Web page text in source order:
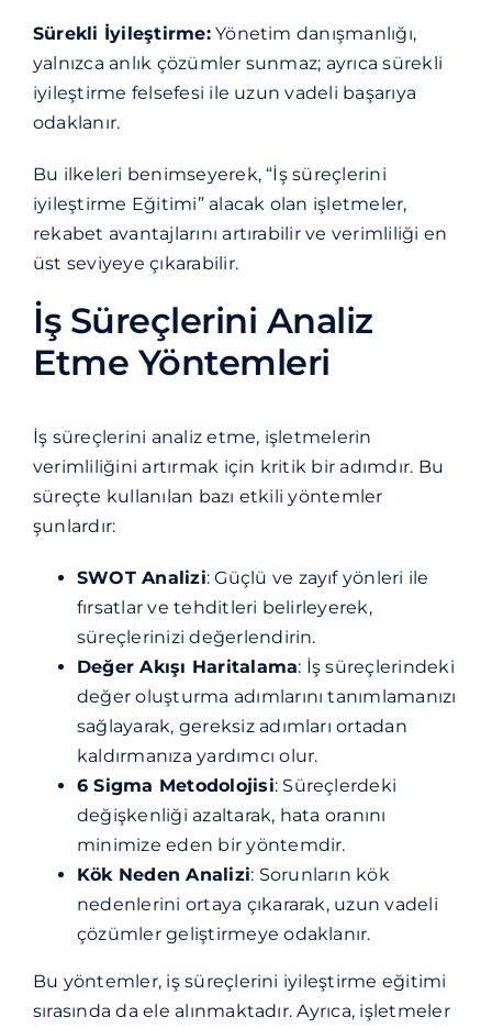
Sürekli İyileştirme:Yönetim danışmanlığı,
yalnızca anlık çözümler sunmaz; ayrıca sürekli
iyileştirme felsefesi ile uzun vadeli başarıya
odaklanır.
Bu ilkeleri benimseyerek, “İş süreçlerini
iyileştirme Eğitimi” alacak olan işletmeler,
rekabet avantajlarını artırabilir ve verimliliği en
üst seviyeye çıkarabilir.
İş Süreçlerini Analiz
Etme Yöntemleri
İş süreçlerini analiz etme, işletmelerin
verimliliğini artırmak için kritik bir adımdır. Bu
süreçte kullanılan bazı etkili yöntemler
şunlardır:
SWOT Analizi: Güçlü ve zayıf yönleri ile
fırsatlar ve tehditleri belirleyerek,
süreçlerinizi değerlendirin.
Değer Akışı Haritalama: İş süreçlerindeki
değer oluşturma adımlarını tanımlamanızı
sağlayarak, gereksiz adımları ortadan
kaldırmanıza yardımcı olur.
6 Sigma Metodolojisi: Süreçlerdeki
değişkenliği azaltarak, hata oranını
minimize eden bir yöntemdir.
Kök Neden Analizi: Sorunların kök
nedenlerini ortaya çıkararak, uzun vadeli
çözümler geliştirmeye odaklanır.
Bu yöntemler, iş süreçlerini iyileştirme eğitimi
sırasında da ele alınmaktadır. Ayrıca, işletmeler